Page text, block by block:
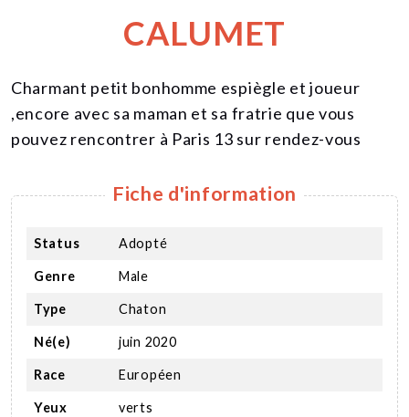
NOUS SOUTENIR
CONTACT
CALUMET
Charmant petit bonhomme espiègle et joueur
,encore avec sa maman et sa fratrie que vous
pouvez rencontrer à Paris 13 sur rendez-vous
Fiche d'information
Status Adopté
Genre Male
Type Chaton
Né(e) juin 2020
Race Européen
Yeux verts